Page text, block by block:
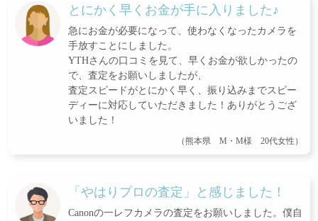
とにかく早くお金が手に入りました♪
急にお金が必要になって、使わなくなったカメラを
手放すことにしました。
YTHさんの口コミを見て、早くお金が欲しかったの
で、査定をお願いしましたが、
査定スピードがとにかく早く、振り込みまでスピー
ディーに対応していただきました！ありがとうござ
いました！
（熊本県 M・M様 20代女性）
「やはりプロの査定」と感じました！
Canonの一レフカメラの査定をお願いしました。僕自